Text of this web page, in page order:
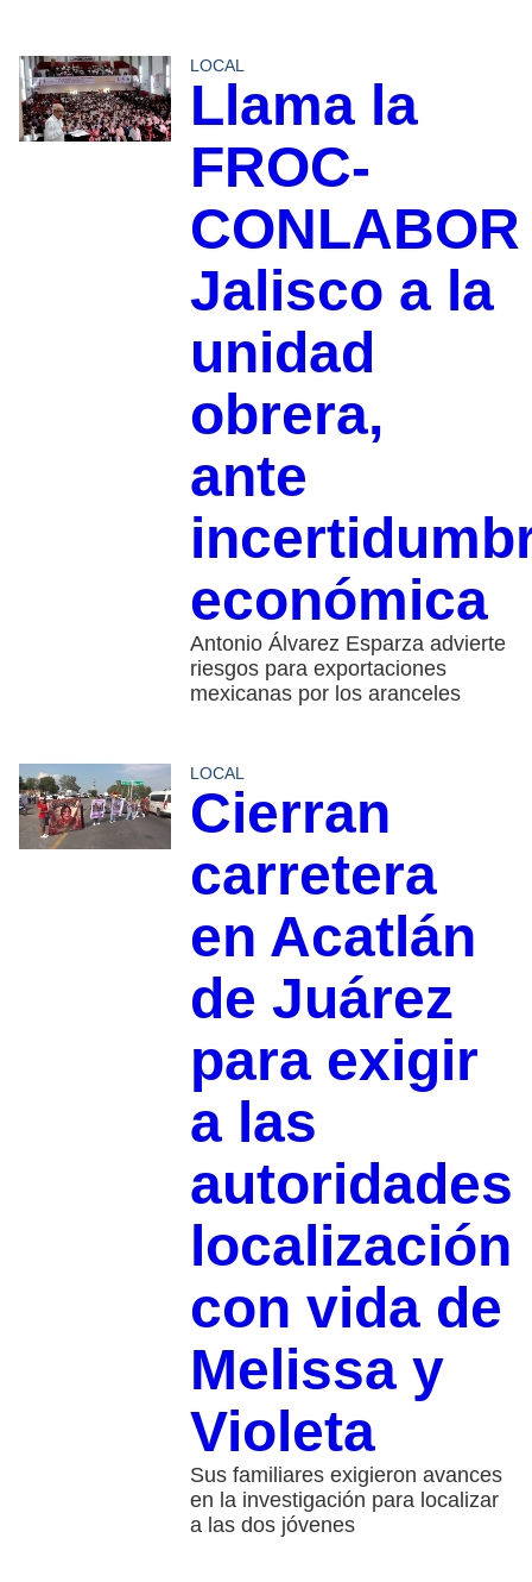
LOCAL
Llama la
FROC-
CONLABOR
Jalisco a la
unidad
obrera,
ante
económica
Antonio Álvarez Esparza advierte
riesgos para exportaciones
mexicanas por los aranceles
LOCAL
Cierran
carretera
en Acatlán
de Juárez
para exigir
a las
autoridades
localización
con vida de
Melissa y
Violeta
Sus familiares exigieron avances
en la investigación para localizar
a las dos jóvenes